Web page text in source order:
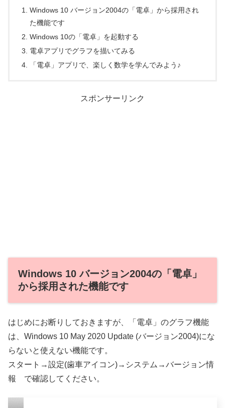
Windows 10 バージョン2004の「電卓」から採用され
た機能です
Windows 10の「電卓」を起動する
電卓アプリでグラフを描いてみる
「電卓」アプリで、楽しく数学を学んでみよう♪
スポンサーリンク
Windows 10 バージョン2004の「電卓」
から採用された機能です
はじめにお断りしておきますが、「電卓」のグラフ機能
は、Windows 10 May 2020 Update (バージョン2004)にな
らないと使えない機能です。
スタート→設定(歯車アイコン)→システム→バージョン情
報 で確認してください。